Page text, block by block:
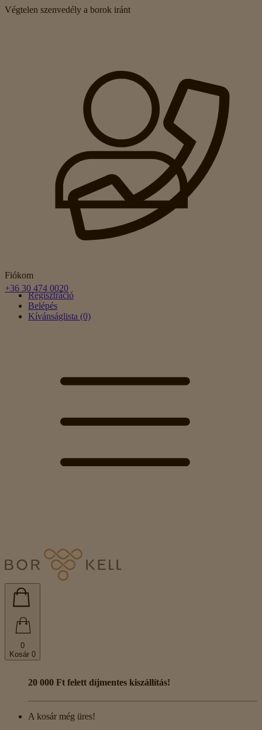
Végtelen szenvedély a borok iránt
Fiókom
Regisztráció
Belépés
Kívánságlista (0)
+36 30 474 0020
0
Kosár 0
20 000 Ft felett díjmentes kiszállítás!
A kosár még üres!